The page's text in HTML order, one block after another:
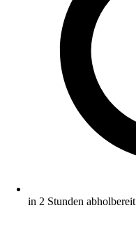
in 2 Stunden abholbereit